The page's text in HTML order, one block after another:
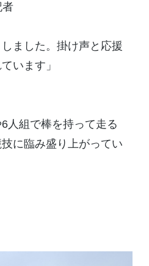
しました。掛け声と応援
います」
人組で棒を持って走る
技に臨み盛り上がってい